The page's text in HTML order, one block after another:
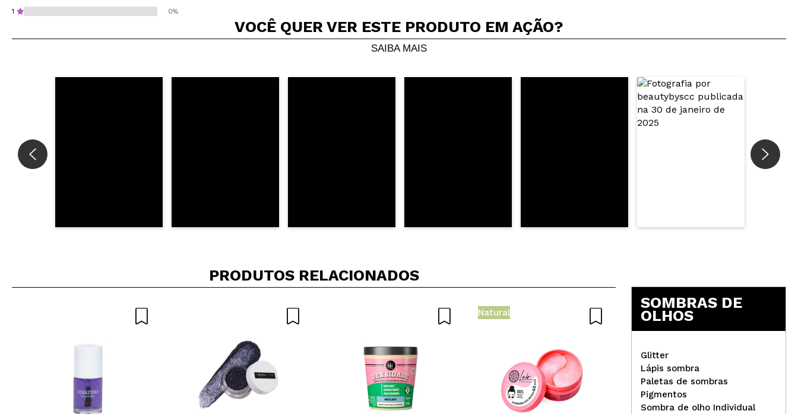
1 0%
Compartilhar um vídeo ou uma foto
Seu vídeo pode ser o primeiro. Imagine isso...
5/5
VOCÊ QUER VER ESTE PRODUTO EM AÇÃO?
SAIBA MAIS
PRODUTOS RELACIONADOS
Natural Natural
Arganour - óleo de rosa
mosqueta 100% puro
SOMBRAS DE
OLHOS
Glitter
Lápis sombra
Paletas de sombras
Pigmentos
Sombra de olho Individual